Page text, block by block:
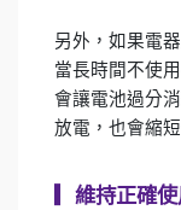
另外，如果電
當長時間不使
會讓電池過分
放電，也會縮
維持正確